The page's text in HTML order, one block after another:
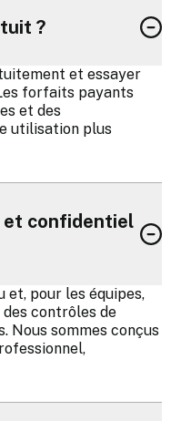
?
et essayer
forfaits payants
et des
utilisation plus
et confidentiel
et, pour les équipes,
contrôles de
Nous sommes conçus